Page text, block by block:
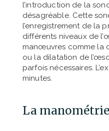
l’introduction de la
désagréable. Cette
l’enregistrement de la
différents niveaux de
manœuvres comme la
ou la dilatation de
parfois nécessaires.
minutes.
La